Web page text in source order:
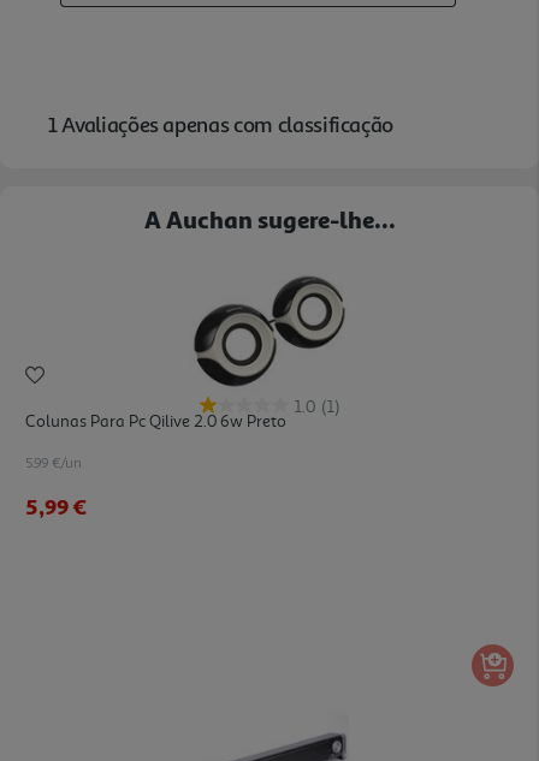
A Auchan sugere-lhe...
1.0 (1)
Colunas Para Pc Qilive 2.0 6w Preto
5.99 €/un
5,99 €